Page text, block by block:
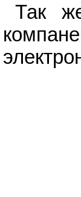
Так